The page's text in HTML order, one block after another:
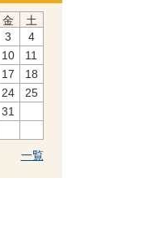
金
土
3
4
10
11
17
18
24
25
31
一覧